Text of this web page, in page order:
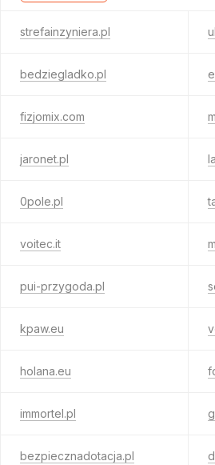
strefainzyniera.pl
bedziegladko.pl
fizjomix.com
jaronet.pl
0pole.pl
voitec.it
pui-przygoda.pl
kpaw.eu
holana.eu
immortel.pl
bezpiecznadotacja.pl